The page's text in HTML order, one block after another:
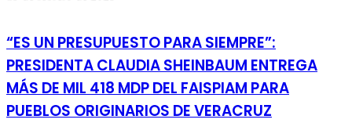
“ES UN PRESUPUESTO PARA SIEMPRE”:
PRESIDENTA CLAUDIA SHEINBAUM ENTREGA
MÁS DE MIL 418 MDP DEL FAISPIAM PARA
PUEBLOS ORIGINARIOS DE VERACRUZ